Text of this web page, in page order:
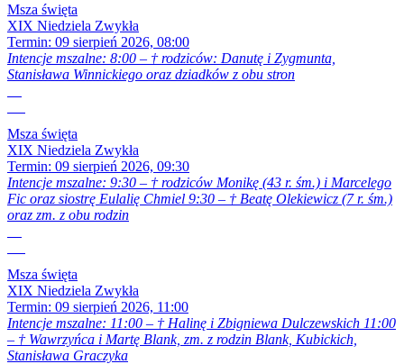
Msza święta
XIX Niedziela Zwykła
Termin: 09 sierpień 2026, 08:00
Intencje mszalne: 8:00 – † rodziców: Danutę i Zygmunta,
Stanisława Winnickiego oraz dziadków z obu stron
Msza święta
XIX Niedziela Zwykła
Termin: 09 sierpień 2026, 09:30
Intencje mszalne: 9:30 – † rodziców Monikę (43 r. śm.) i Marcelego
Fic oraz siostrę Eulalię Chmiel 9:30 – † Beatę Olekiewicz (7 r. śm.)
oraz zm. z obu rodzin
Msza święta
XIX Niedziela Zwykła
Termin: 09 sierpień 2026, 11:00
Intencje mszalne: 11:00 – † Halinę i Zbigniewa Dulczewskich 11:00
– † Wawrzyńca i Martę Blank, zm. z rodzin Blank, Kubickich,
Stanisława Graczyka